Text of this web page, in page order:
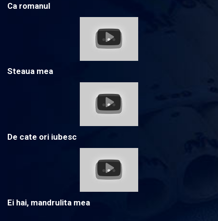
Ca romanul
Steaua mea
De cate ori iubesc
Ei hai, mandrulita mea